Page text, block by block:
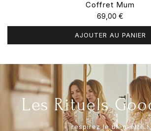
Coffret Mum
69,00 €
AJOUTER AU PANIER
Les Rituels
respirez le bien-être !